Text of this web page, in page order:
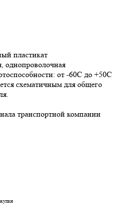
пластикат
однопроволочная
от -60С до +50С
схематичным для общего
транспортной компании